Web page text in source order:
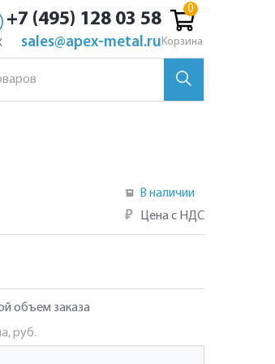
+7 (495) 128 03 58
sales@apex-metal.ru Корзина
В наличии
₽
Цена с НДС
объем заказа
руб.